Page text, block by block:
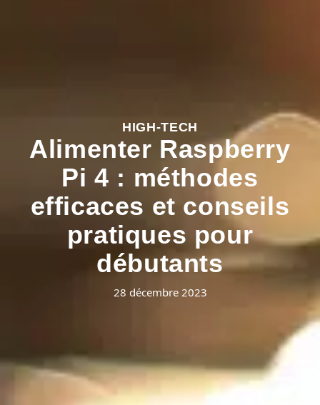
HIGH-TECH
Alimenter Raspberry
Pi 4 : méthodes
efficaces et conseils
pratiques pour
débutants
28 décembre 2023